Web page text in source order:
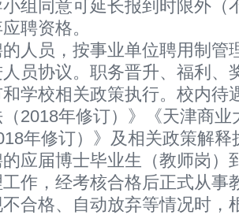
组同意可延长报到时限外（
聘资格。
人员，按事业单位聘用制管
员协议。职务晋升、福利、
学校相关政策执行。校内待
2018年修订）》《天津商
年修订）》及相关政策解释
应届博士毕业生（教师岗）
作，经考核合格后正式从事
合格、自动放弃等情况时，